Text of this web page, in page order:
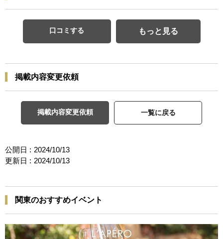
口コミする もっと見る
掲載内容変更依頼
掲載内容変更依頼 一覧に戻る
公開日 : 2024/10/13
更新日 : 2024/10/13
関東のおすすめイベント